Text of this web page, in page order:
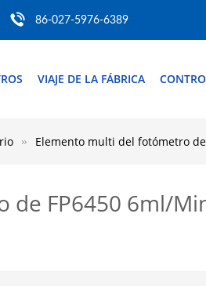
86-027-5976-6389
VIAJE DE LA FÁBRICA
Elemento multi del fotómetro
FP6450 6ml/